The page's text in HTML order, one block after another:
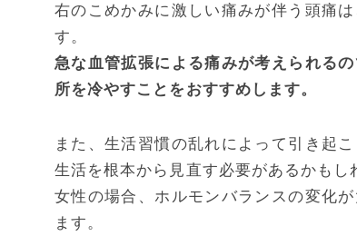
右のこめかみに激しい痛みが伴う頭痛
す。
急な血管拡張による痛みが考えられる
所を冷やすことをおすすめします。
また、生活習慣の乱れによって引き起
生活を根本から見直す必要があるかもし
女性の場合、ホルモンバランスの変化
ます。